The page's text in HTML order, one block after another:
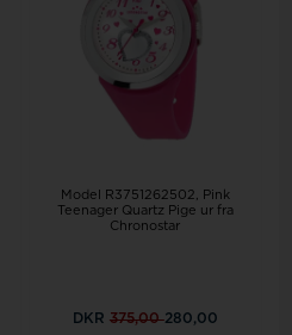
Model R3751262502
Pink
Teenager Quartz Pige ur fra
Chronostar
DKR 375,00280,00